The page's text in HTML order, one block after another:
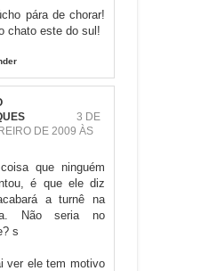
pára de chorar!
chato este do sul!
3 DE
DE 2009 ÀS
que ninguém
é que ele diz
a turnê na
Não seria no
s
ver ele tem motivo